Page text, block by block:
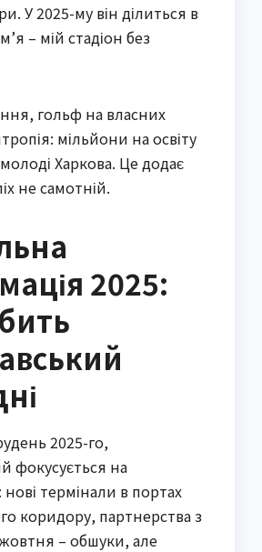
У 2025-му він ділиться в
– мій стадіон без
гольф на власних
мільйони на освіту
Харкова. Це додає
не самотній.
2025:
2025-го,
фокусується на
нові термінали в портах
коридору, партнерства з
– обшуки, але